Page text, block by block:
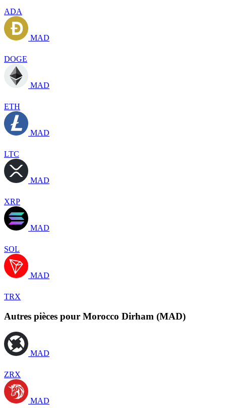
ADA
MAD
DOGE
MAD
ETH
MAD
LTC
MAD
XRP
MAD
SOL
MAD
TRX
Autres pièces pour Morocco Dirham (MAD)
MAD
ZRX
MAD